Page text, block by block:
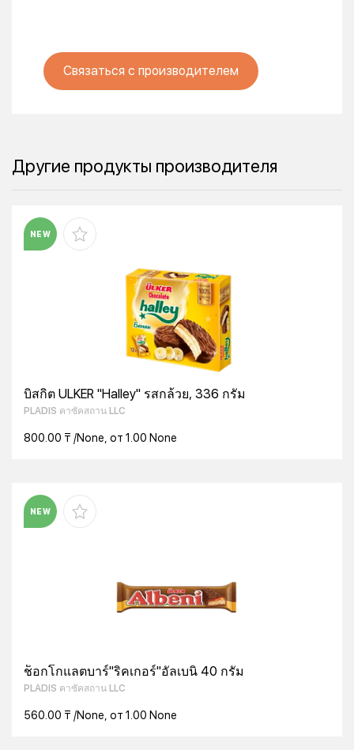
Связаться с производителем
Другие продукты производителя
NEW
บิสกิต ULKER "Halley" รสกล้วย, 336 กรัม
PLADIS คาซัคสถาน LLC
800.00 ₸ /None, от 1.00 None
NEW
ช็อกโกแลตบาร์"ริคเกอร์"อัลเบนิ 40 กรัม
PLADIS คาซัคสถาน LLC
560.00 ₸ /None, от 1.00 None